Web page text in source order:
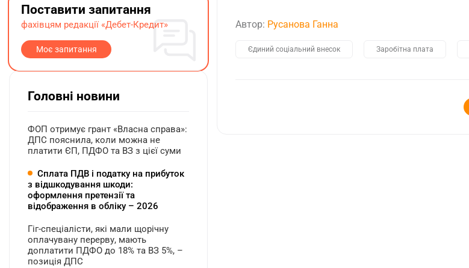
Поставити запитання
фахівцям редакції «Дебет-Кредит»
Моє запитання
Головні новини
ФОП отримує грант «Власна справа»:
ДПС пояснила, коли можна не
платити ЄП, ПДФО та ВЗ з цієї суми
Сплата ПДВ і податку на прибуток
з відшкодування шкоди:
оформлення претензії та
відображення в обліку – 2026
Гіг-спеціалісти, які мали щорічну
оплачувану перерву, мають
доплатити ПДФО до 18% та ВЗ 5%, –
позиція ДПС
Автор: Русанова Ганна
Єдиний соціальний внесок Заробітна плата